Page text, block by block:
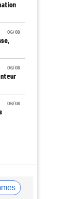
06/08
06/08
06/08